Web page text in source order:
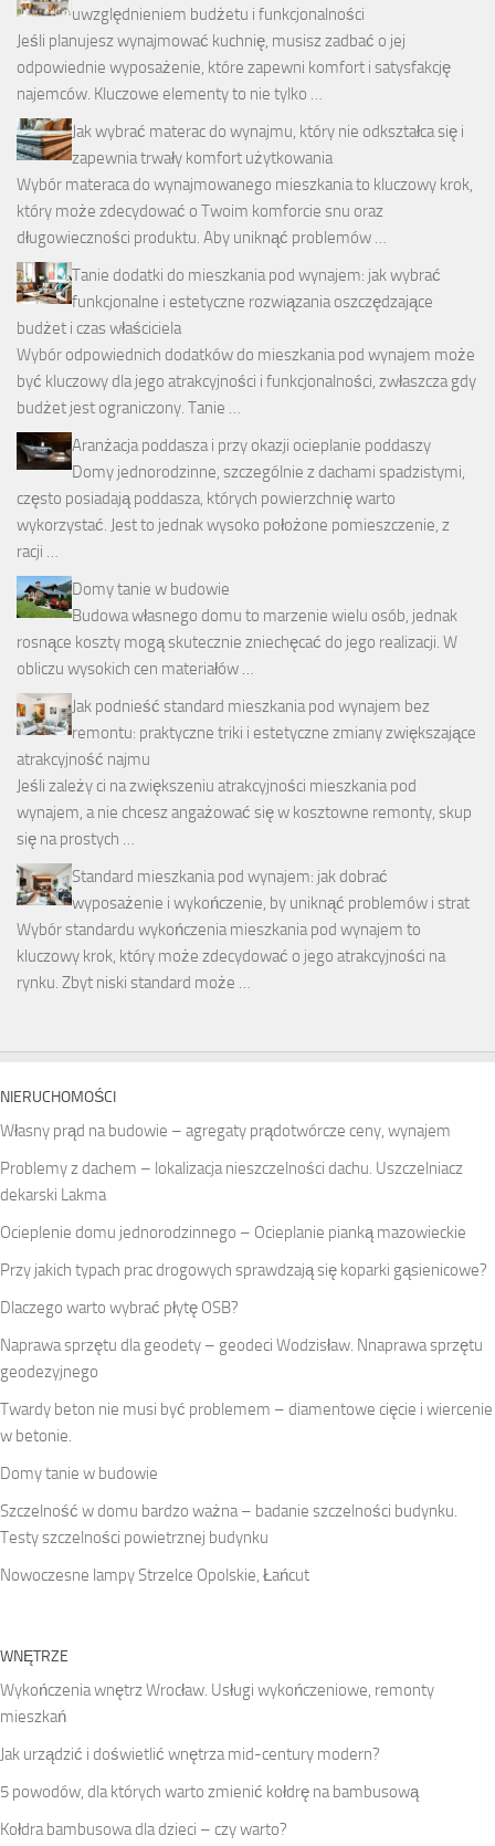
uwzględnieniem budżetu i funkcjonalności
Jeśli planujesz wynajmować kuchnię, musisz zadbać o jej
odpowiednie wyposażenie, które zapewni komfort i satysfakcję
najemców. Kluczowe elementy to nie tylko …
Jak wybrać materac do wynajmu, który nie odkształca się i
zapewnia trwały komfort użytkowania
Wybór materaca do wynajmowanego mieszkania to kluczowy krok,
który może zdecydować o Twoim komforcie snu oraz
długowieczności produktu. Aby uniknąć problemów …
Tanie dodatki do mieszkania pod wynajem: jak wybrać
funkcjonalne i estetyczne rozwiązania oszczędzające
budżet i czas właściciela
Wybór odpowiednich dodatków do mieszkania pod wynajem może
być kluczowy dla jego atrakcyjności i funkcjonalności, zwłaszcza gdy
budżet jest ograniczony. Tanie …
Aranżacja poddasza i przy okazji ocieplanie poddaszy
Domy jednorodzinne, szczególnie z dachami spadzistymi,
często posiadają poddasza, których powierzchnię warto
wykorzystać. Jest to jednak wysoko położone pomieszczenie, z
racji …
Domy tanie w budowie
Budowa własnego domu to marzenie wielu osób, jednak
rosnące koszty mogą skutecznie zniechęcać do jego realizacji. W
obliczu wysokich cen materiałów …
Jak podnieść standard mieszkania pod wynajem bez
remontu: praktyczne triki i estetyczne zmiany zwiększające
atrakcyjność najmu
Jeśli zależy ci na zwiększeniu atrakcyjności mieszkania pod
wynajem, a nie chcesz angażować się w kosztowne remonty, skup
się na prostych …
Standard mieszkania pod wynajem: jak dobrać
wyposażenie i wykończenie, by uniknąć problemów i strat
Wybór standardu wykończenia mieszkania pod wynajem to
kluczowy krok, który może zdecydować o jego atrakcyjności na
rynku. Zbyt niski standard może …
NIERUCHOMOŚCI
Własny prąd na budowie – agregaty prądotwórcze ceny, wynajem
Problemy z dachem – lokalizacja nieszczelności dachu. Uszczelniacz
dekarski Lakma
Ocieplenie domu jednorodzinnego – Ocieplanie pianką mazowieckie
Przy jakich typach prac drogowych sprawdzają się koparki gąsienicowe?
Dlaczego warto wybrać płytę OSB?
Naprawa sprzętu dla geodety – geodeci Wodzisław. Nnaprawa sprzętu
geodezyjnego
Twardy beton nie musi być problemem – diamentowe cięcie i wiercenie
w betonie.
Domy tanie w budowie
Szczelność w domu bardzo ważna – badanie szczelności budynku.
Testy szczelności powietrznej budynku
Nowoczesne lampy Strzelce Opolskie, Łańcut
WNĘTRZE
Wykończenia wnętrz Wrocław. Usługi wykończeniowe, remonty
mieszkań
Jak urządzić i doświetlić wnętrza mid-century modern?
5 powodów, dla których warto zmienić kołdrę na bambusową
Kołdra bambusowa dla dzieci – czy warto?